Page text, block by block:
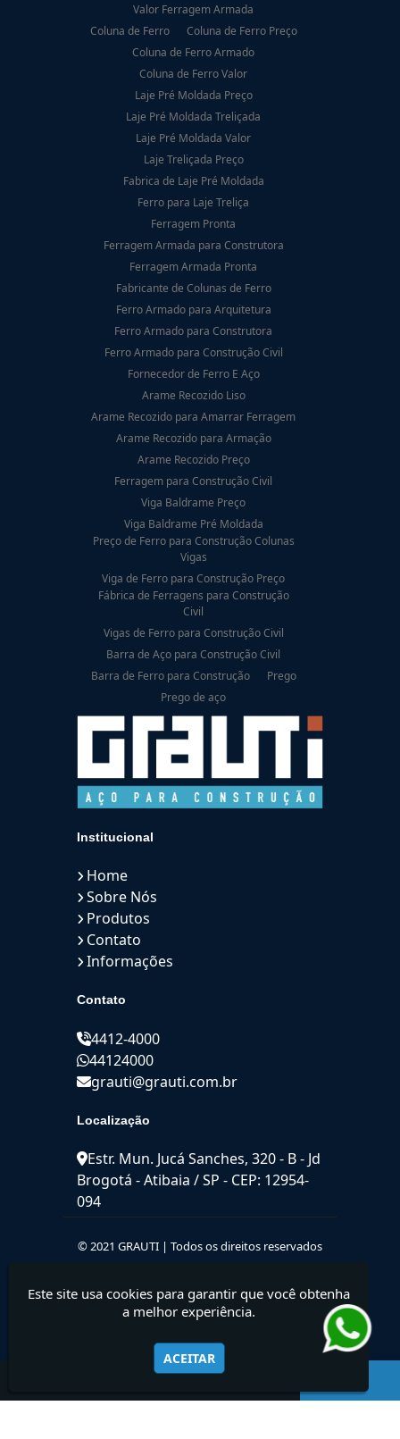
Valor Ferragem Armada
Coluna de Ferro
Coluna de Ferro Preço
Coluna de Ferro Armado
Coluna de Ferro Valor
Laje Pré Moldada Preço
Laje Pré Moldada Treliçada
Laje Pré Moldada Valor
Laje Treliçada Preço
Fabrica de Laje Pré Moldada
Ferro para Laje Treliça
Ferragem Pronta
Ferragem Armada para Construtora
Ferragem Armada Pronta
Fabricante de Colunas de Ferro
Ferro Armado para Arquitetura
Ferro Armado para Construtora
Ferro Armado para Construção Civil
Fornecedor de Ferro E Aço
Arame Recozido Liso
Arame Recozido para Amarrar Ferragem
Arame Recozido para Armação
Arame Recozido Preço
Ferragem para Construção Civil
Viga Baldrame Preço
Viga Baldrame Pré Moldada
Preço de Ferro para Construção Colunas
Vigas
Viga de Ferro para Construção Preço
Fábrica de Ferragens para Construção
Civil
Vigas de Ferro para Construção Civil
Barra de Aço para Construção Civil
Barra de Ferro para Construção
Prego
Prego de aço
Institucional
Home
Sobre Nós
Produtos
Contato
Informações
Contato
4412-4000
44124000
grauti@grauti.com.br
Localização
Estr. Mun. Jucá Sanches, 320 - B - Jd
Brogotá - Atibaia / SP - CEP: 12954-
094
© 2021 GRAUTI | Todos os direitos reservados
Este site usa cookies para garantir que você obtenha
a melhor experiência.
ACEITAR